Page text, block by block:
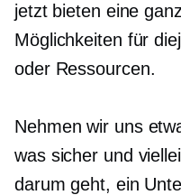
jetzt bieten eine
Möglichkeiten für
oder Ressourcen.
Nehmen wir uns
was sicher und
darum geht, ein